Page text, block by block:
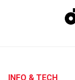
INFO & TECH